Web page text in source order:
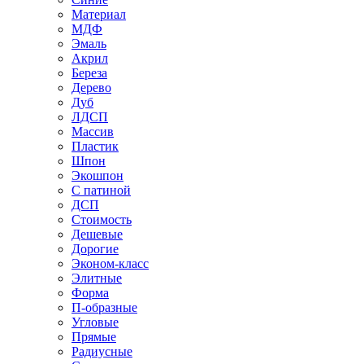
Материал
МДФ
Эмаль
Акрил
Береза
Дерево
Дуб
ЛДСП
Массив
Пластик
Шпон
Экошпон
С патиной
ДСП
Стоимость
Дешевые
Дорогие
Эконом-класс
Элитные
Форма
П-образные
Угловые
Прямые
Радиусные